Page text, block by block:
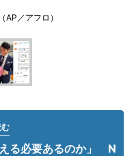
AP／アフロ）
る必要あるのか」 N